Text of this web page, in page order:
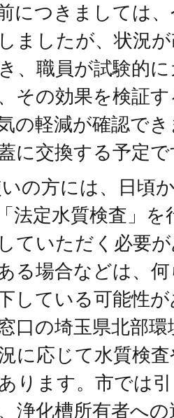
につきましては
ましたが、状況
、職員が試験的
その効果を検証
の軽減が確認で
に交換する予定
の方には、日頃
法定水質検査」
ていただく必要
る場合などは、
している可能性
口の埼玉県北部
に応じて水質検
ります。市では
浄化槽所有者へ